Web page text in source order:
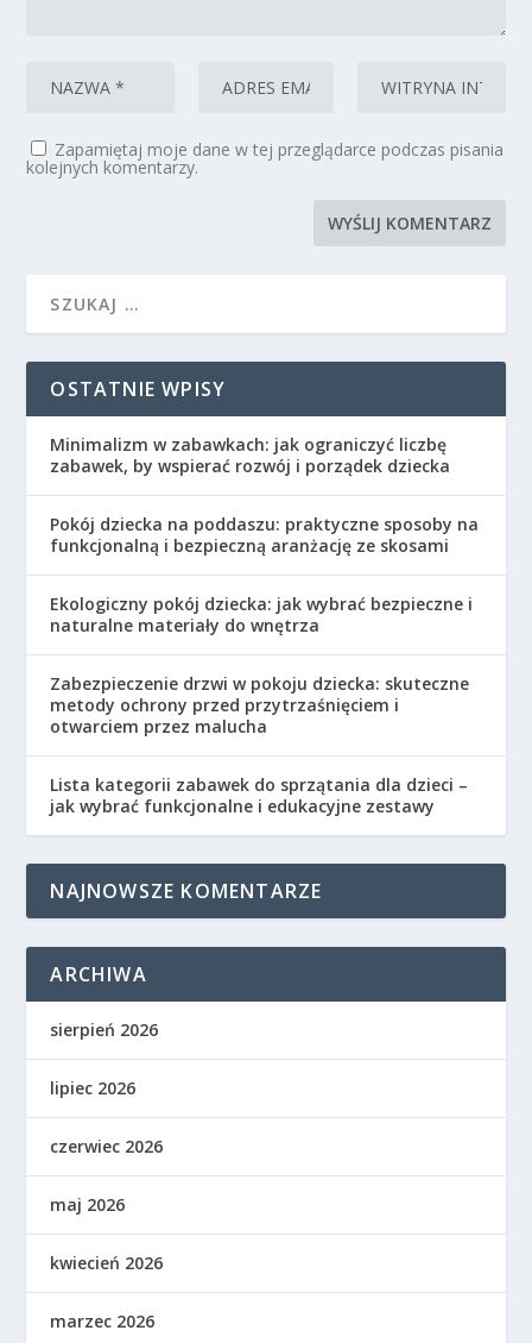
Zapamiętaj moje dane w tej przeglądarce podczas pisania
kolejnych komentarzy.
OSTATNIE WPISY
Minimalizm w zabawkach: jak ograniczyć liczbę
zabawek, by wspierać rozwój i porządek dziecka
Pokój dziecka na poddaszu: praktyczne sposoby na
funkcjonalną i bezpieczną aranżację ze skosami
Ekologiczny pokój dziecka: jak wybrać bezpieczne i
naturalne materiały do wnętrza
Zabezpieczenie drzwi w pokoju dziecka: skuteczne
metody ochrony przed przytrzaśnięciem i
otwarciem przez malucha
Lista kategorii zabawek do sprzątania dla dzieci –
jak wybrać funkcjonalne i edukacyjne zestawy
NAJNOWSZE KOMENTARZE
ARCHIWA
sierpień 2026
lipiec 2026
czerwiec 2026
maj 2026
kwiecień 2026
marzec 2026